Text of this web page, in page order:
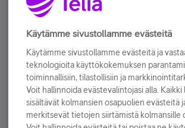
Älä jää paitsi – osallistu ja
Tilaa Telian uutiskirje ja olet mukana
sähköpostiisi.
Tilaa nyt
Käytämme sivustollamme evästeitä
Käytämme sivustollamme evästeitä ja
teknologioita käyttökokemuksen
toiminnallisiin, tilastollisiin ja
Voit hallinnoida evästevalintojasi alla. Kaikki
sisältävät kolmansien osapuolien evästeitä
merkitsevät tietojen siirtämistä kolmansille